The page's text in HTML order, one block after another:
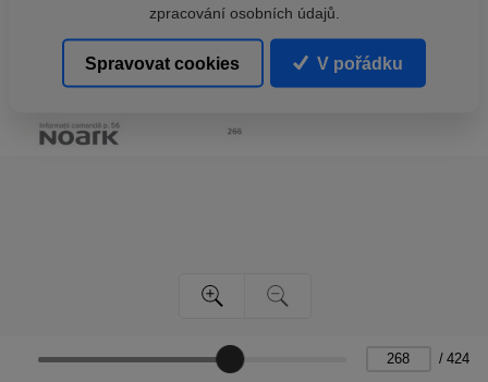
/ 424
zpracování osobních údajů.
Spravovat cookies V pořádku